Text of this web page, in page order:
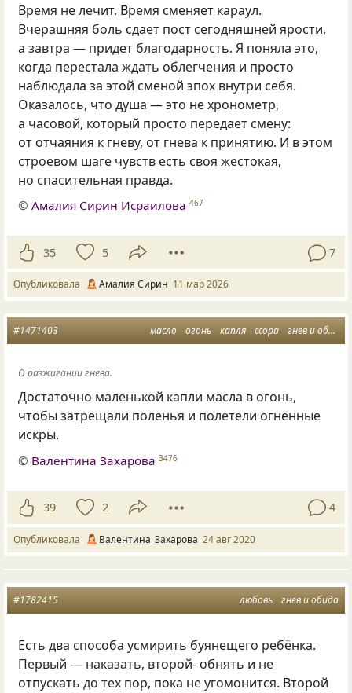
Время не лечит. Время сменяет караул.
Вчерашняя боль сдает пост сегодняшней ярости,
а завтра — придет благодарность. Я поняла это,
когда перестала ждать облегчения и просто
наблюдала за этой сменой эпох внутри себя.
Оказалось, что душа — это не хронометр,
а часовой, который просто передает смену:
от отчаяния к гневу, от гнева к принятию. И в этом
строевом шаге чувств есть своя жестокая,
но спасительная правда.
©Амалия Сирин Исраилова 467
35 5 7
Опубликовала Амалия Сирин 11 мар 2026
масло огонь капля ссора гнев и обида
#1471403
О разжигании гнева.
Достаточно маленькой капли масла в огонь,
чтобы затрещали поленья и полетели огненные
искры.
© Валентина Захарова 3476
39 2 4
Опубликовала Валентина_Захарова 24 авг 2020
любовь гнев и обида
#1782415
Есть два способа усмирить буянещего ребёнка.
Первый — наказать, второй- обнять и не
отпускать до тех пор, пока не угомонится. Второй